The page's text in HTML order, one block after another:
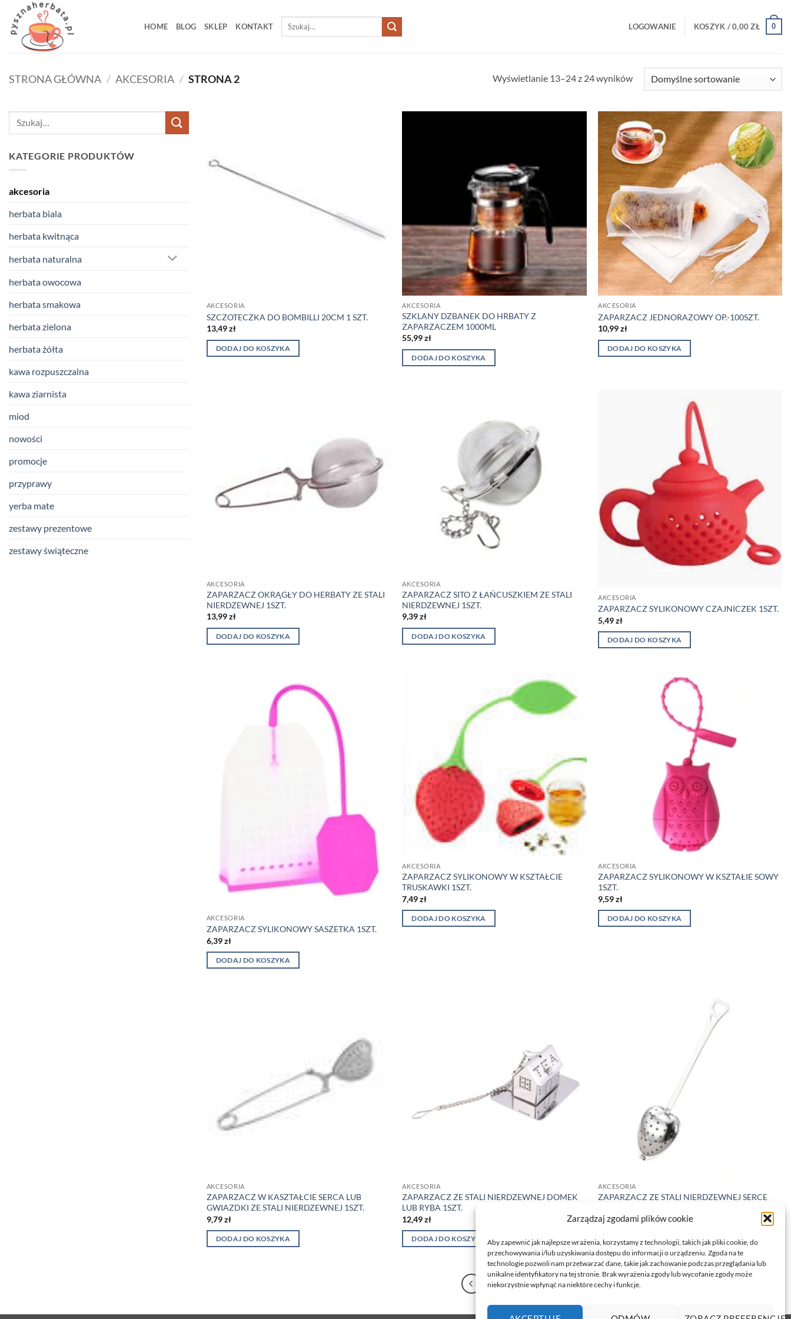
Zarządzaj zgodami plików cookie
Aby zapewnić jak najlepsze wrażenia, korzystamy z technologii, takich jak pliki cookie, do
przechowywania i/lub uzyskiwania dostępu do informacji o urządzeniu. Zgoda na te
technologie pozwoli nam przetwarzać dane, takie jak zachowanie podczas przeglądania lub
unikalne identyfikatory na tej stronie. Brak wyrażenia zgody lub wycofanie zgody może
niekorzystnie wpłynąć na niektóre cechy i funkcje.
Przewiń
zawartości
HOME BLOG SKLEP KONTAKT
Szukaj:
LOGOWANIE KOSZYK /0,00ZŁ 0
STRONA GŁÓWNA / AKCESORIA / STRONA 2 Wyświetlanie 13–24 z 24 wyników
Szukaj:
KATEGORIE PRODUKTÓW
akcesoria
herbata biala
herbata kwitnąca
herbata naturalna
herbata owocowa
herbata smakowa
herbata zielona
herbata żółta
kawa rozpuszczalna
kawa ziarnista
miod
nowości
promocje
przyprawy
yerba mate
zestawy prezentowe
zestawy świąteczne
AKCESORIA
SZCZOTECZKA DO BOMBILLI 20CM 1 SZT.
13,49zł
DODAJ DO KOSZYKA
AKCESORIA
SZKLANY DZBANEK DO HRBATY Z
ZAPARZACZEM 1000ML
55,99zł
DODAJ DO KOSZYKA
AKCESORIA
ZAPARZACZ JEDNORAZOWY OP.-100SZT.
10,99zł
DODAJ DO KOSZYKA
AKCESORIA
ZAPARZACZ OKRĄGŁY DO HERBATY ZE STALI
NIERDZEWNEJ 1SZT.
13,99zł
DODAJ DO KOSZYKA
AKCESORIA
ZAPARZACZ SITO Z ŁAŃCUSZKIEM ZE STALI
NIERDZEWNEJ 1SZT.
9,39zł
DODAJ DO KOSZYKA
AKCESORIA
ZAPARZACZ SYLIKONOWY CZAJNICZEK 1SZT.
5,49zł
DODAJ DO KOSZYKA
AKCESORIA
ZAPARZACZ SYLIKONOWY SASZETKA 1SZT.
6,39zł
DODAJ DO KOSZYKA
AKCESORIA
ZAPARZACZ SYLIKONOWY W KSZTAŁCIE
TRUSKAWKI 1SZT.
7,49zł
DODAJ DO KOSZYKA
AKCESORIA
ZAPARZACZ SYLIKONOWY W KSZTAŁIE SOWY
1SZT.
9,59zł
DODAJ DO KOSZYKA
AKCESORIA
ZAPARZACZ W KASZTAŁCIE SERCA LUB
GWIAZDKI ZE STALI NIERDZEWNEJ 1SZT.
9,79zł
DODAJ DO KOSZYKA
AKCESORIA
ZAPARZACZ ZE STALI NIERDZEWNEJ DOMEK
LUB RYBA 1SZT.
12,49zł
DODAJ DO KOSZYKA
AKCESORIA
ZAPARZACZ ZE STALI NIERDZEWNEJ SERCE
6,39zł
DODAJ DO KOSZYKA
1 2